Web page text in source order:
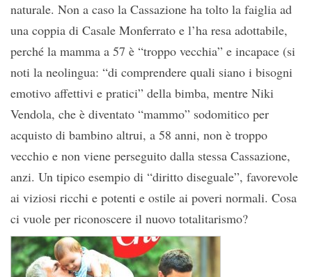
naturale. Non a caso la Cassazione ha tolto la faiglia ad
una coppia di Casale Monferrato e l’ha resa adottabile,
perché la mamma a 57 è “troppo vecchia” e incapace (si
noti la neolingua: “di comprendere quali siano i bisogni
emotivo affettivi e pratici” della bimba, mentre Niki
Vendola, che è diventato “mammo” sodomitico per
acquisto di bambino altrui, a 58 anni, non è troppo
vecchio e non viene perseguito dalla stessa Cassazione,
anzi. Un tipico esempio di “diritto diseguale”, favorevole
ai viziosi ricchi e potenti e ostile ai poveri normali. Cosa
ci vuole per riconoscere il nuovo totalitarismo?